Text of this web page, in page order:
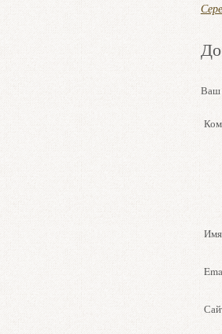
Ваш
Имя